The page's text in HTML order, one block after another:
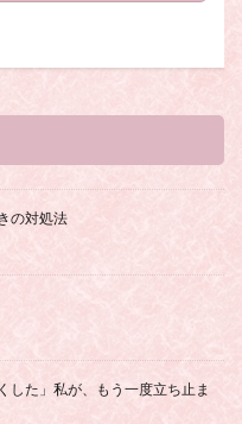
の対処法
した」私が、もう一度立ち止ま